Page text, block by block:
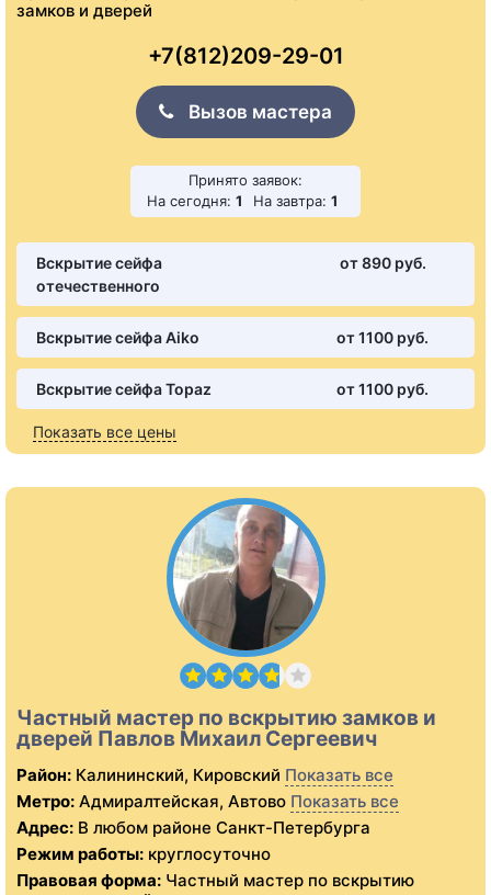
замков и дверей
+7(812)209-29-01
Вызов мастера
Принято заявок:
На сегодня: 1 На завтра: 1
Вскрытие сейфа
отечественного
от 890 pуб.
Вскрытие сейфа Aiko от 1100 pуб.
Вскрытие сейфа Topaz от 1100 pуб.
Показать все цены
Частный мастер по вскрытию замков и
дверей Павлов Михаил Сергеевич
Район: Калининский, Кировский Показать все
Метро: Адмиралтейская, Автово Показать все
Адрес: В любом районе Санкт-Петербурга
Режим работы: круглосуточно
Правовая форма: Частный мастер по вскрытию